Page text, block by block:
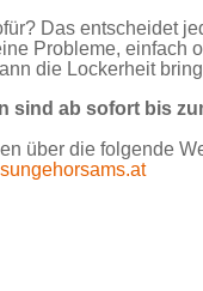
Das entscheidet
Probleme, einfach
die Lockerheit
sind ab sofort bis
über die folgende